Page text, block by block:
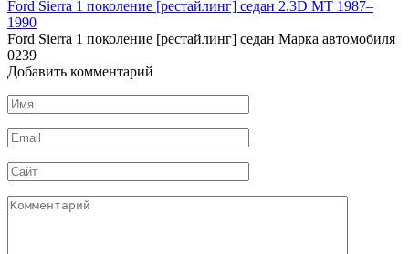
Ford Sierra 1 поколение [рестайлинг] седан 2.3D MT 1987–
1990
Ford Sierra 1 поколение [рестайлинг] седан Марка автомобиля
0239
Добавить комментарий
Имя
*
Email
*
Сайт
Комментарий